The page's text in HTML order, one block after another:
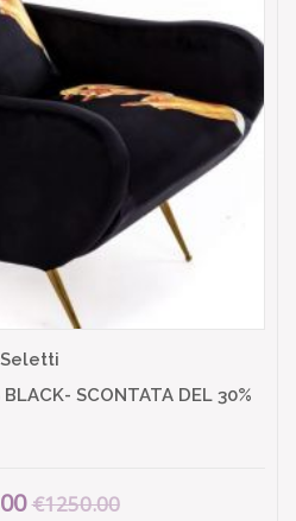
Seletti
SCONTATA DEL 30%
€1250.00